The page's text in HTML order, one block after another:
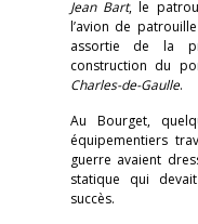
Jean Bart, le
l’avion de
assortie de la
construction du
Charles-de-Gaulle.
Au Bourget,
équipementiers
guerre avaient
statique qui
succès.